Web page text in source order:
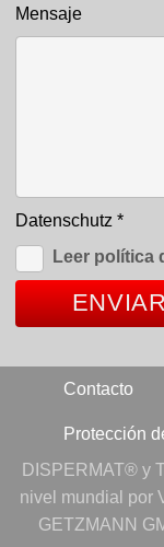
Mensaje
Datenschutz *
Leer política
Contacto
Protección
DISPERMAT® y
nivel mundial por
GETZMANN